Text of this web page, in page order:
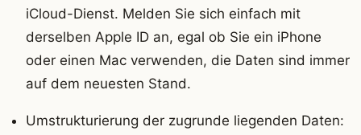
iCloud-Dienst. Melden Sie sich einfach mit
derselben Apple ID an, egal ob Sie ein iPhone
oder einen Mac verwenden, die Daten sind immer
auf dem neuesten Stand.
Umstrukturierung der zugrunde liegenden Daten: